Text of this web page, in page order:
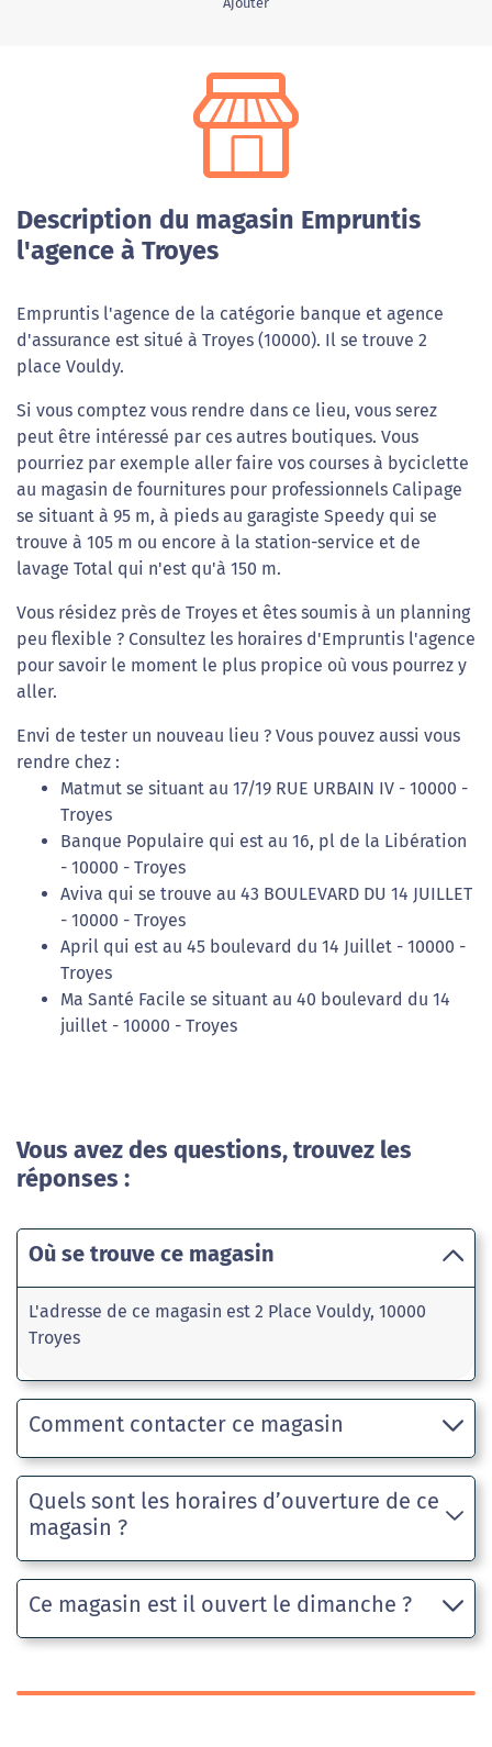
Description du magasin Empruntis
l'agence à Troyes
Empruntis l'agence de la catégorie banque et agence
d'assurance est situé à Troyes (10000). Il se trouve 2
place Vouldy.
Si vous comptez vous rendre dans ce lieu, vous serez
peut être intéressé par ces autres boutiques. Vous
pourriez par exemple aller faire vos courses à byciclette
au magasin de fournitures pour professionnels Calipage
se situant à 95 m, à pieds au garagiste Speedy qui se
trouve à 105 m ou encore à la station-service et de
lavage Total qui n'est qu'à 150 m.
Vous résidez près de Troyes et êtes soumis à un planning
peu flexible ? Consultez les horaires d'Empruntis l'agence
pour savoir le moment le plus propice où vous pourrez y
aller.
Envi de tester un nouveau lieu ? Vous pouvez aussi vous
rendre chez :
Matmut se situant au 17/19 RUE URBAIN IV - 10000 -
Troyes
Banque Populaire qui est au 16, pl de la Libération
- 10000 - Troyes
Aviva qui se trouve au 43 BOULEVARD DU 14 JUILLET
- 10000 - Troyes
April qui est au 45 boulevard du 14 Juillet - 10000 -
Troyes
Ma Santé Facile se situant au 40 boulevard du 14
juillet - 10000 - Troyes
Vous avez des questions, trouvez les
réponses :
Où se trouve ce magasin
L'adresse de ce magasin est 2 Place Vouldy, 10000
Troyes
Comment contacter ce magasin
Quels sont les horaires d’ouverture de ce
magasin ?
Ce magasin est il ouvert le dimanche ?